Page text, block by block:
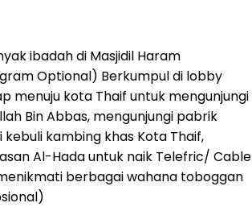
ibadah di Masjidil Haram
Optional) Berkumpul di lobby
menuju kota Thaif untuk mengunjungi
Bin Abbas, mengunjungi pabrik
kebuli kambing khas Kota Thaif,
Al-Hada untuk naik Telefric/ Cable
berbagai wahana toboggan